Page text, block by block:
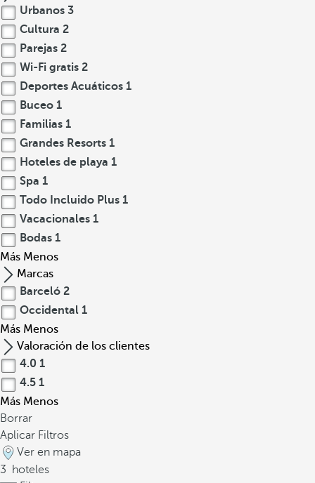
Urbanos 3
Cultura 2
Parejas 2
Wi-Fi gratis 2
Deportes Acuáticos 1
Buceo 1
Familias 1
Grandes Resorts 1
Hoteles de playa 1
Spa 1
Todo Incluido Plus 1
Vacacionales 1
Bodas 1
Más Menos
Marcas
Barceló 2
Occidental 1
Más Menos
Valoración de los clientes
4.0 1
4.5 1
Más Menos
Borrar
Aplicar Filtros
Ver en mapa
3
hoteles